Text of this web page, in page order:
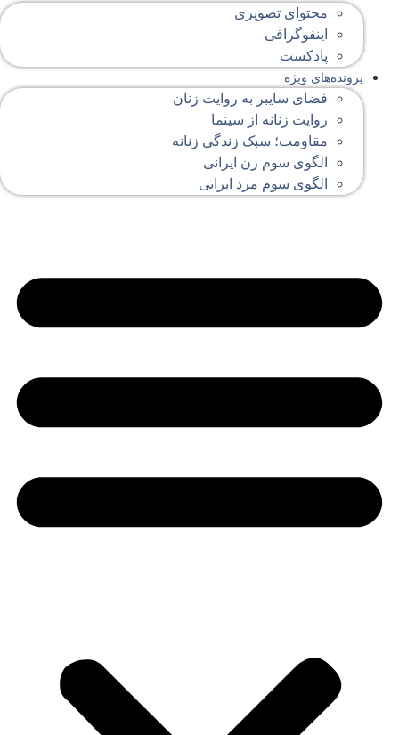
محتوای تصویری
اینفوگرافی
پادکست
پرونده‌های ویژه
فضای سایبر به روایت زنان
روایت زنانه از سینما
مقاومت؛ سبک زندگی زنانه
الگوی سوم زن ایرانی
الگوی سوم مرد ایرانی